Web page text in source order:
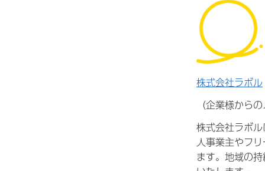
株式会社ラボル
（企業様から
株式会社ラボ
人事業主やフ
ます。地域の